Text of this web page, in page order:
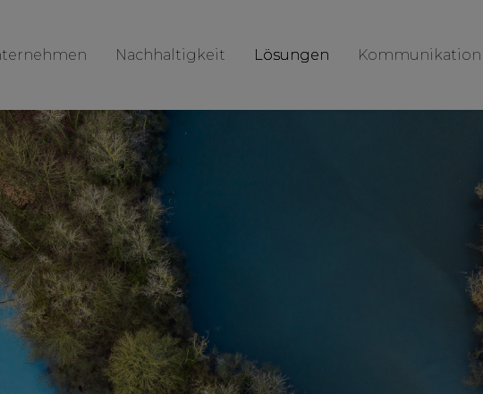
Nachhaltigkeit Lösungen Kommunikation